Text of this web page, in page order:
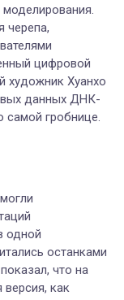
черепа,
цифровой
художник Хуанхо
данных ДНК-
самой гробнице.
одной
останками
что на
как